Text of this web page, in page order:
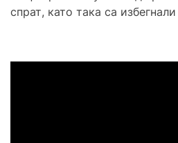
спрат, като така са